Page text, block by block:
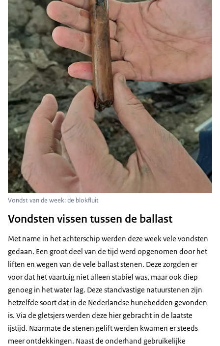
Vondst van de week: de blokfluit
Vondsten vissen tussen de ballast
Met name in het achterschip werden deze week vele vondsten
gedaan. Een groot deel van de tijd werd opgenomen door het
liften en wegen van de vele ballast stenen. Deze zorgden er
voor dat het vaartuig niet alleen stabiel was, maar ook diep
genoeg in het water lag. Deze standvastige natuurstenen zijn
hetzelfde soort dat in de Nederlandse hunebedden gevonden
is. Via de gletsjers werden deze hier gebracht in de laatste
ijstijd. Naarmate de stenen gelift werden kwamen er steeds
meer ontdekkingen. Naast de onderhand gebruikelijke